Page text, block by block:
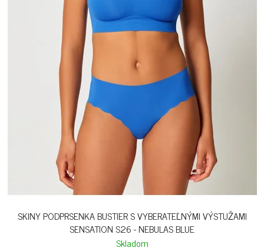
SKINY PODPRSENKA BUSTIER S VYBERATEĽNÝMI VÝSTUŽAMI
SENSATION S26 - NEBULAS BLUE
Skladom